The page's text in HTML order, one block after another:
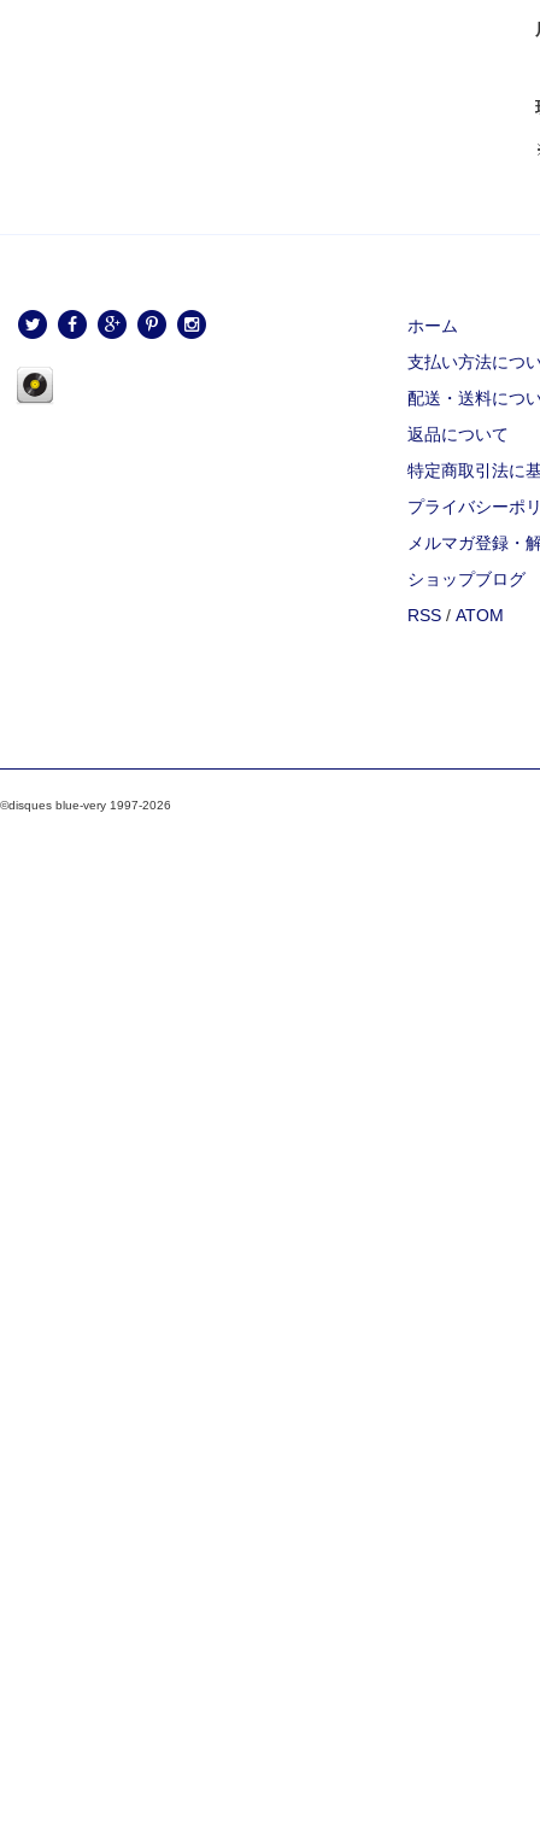
ホーム
支払い方法につ
配送・送料につ
返品について
特定商取引法に
プライバシーポ
メルマガ登録・
ショップブログ
RSS / ATOM
©disques blue-very 1997-2026